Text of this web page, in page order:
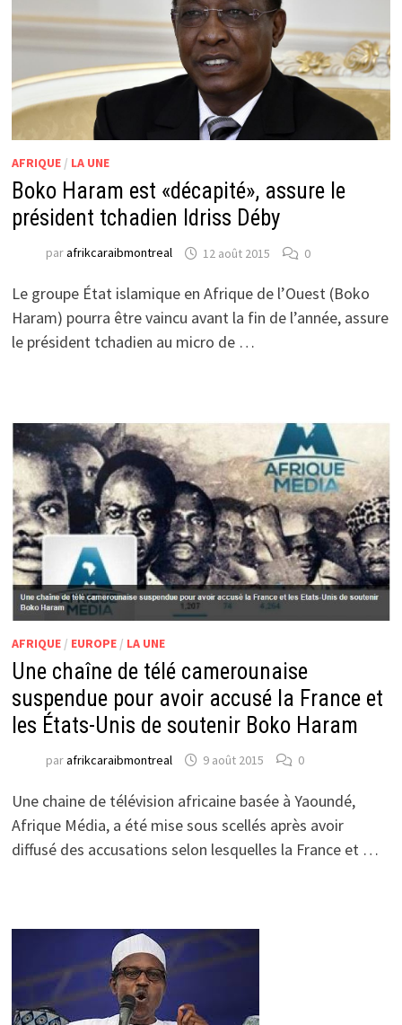
AFRIQUE/ LA UNE
Boko Haram est «décapité», assure le
président tchadien Idriss Déby
parafrikcaraibmontreal 12 août 2015 0
Le groupe État islamique en Afrique de l’Ouest (Boko
Haram) pourra être vaincu avant la fin de l’année, assure
le président tchadien au micro de …
AFRIQUE/ EUROPE/ LA UNE
Une chaîne de télé camerounaise
suspendue pour avoir accusé la France et
les États-Unis de soutenir Boko Haram
parafrikcaraibmontreal 9 août 2015 0
Une chaine de télévision africaine basée à Yaoundé,
Afrique Média, a été mise sous scellés après avoir
diffusé des accusations selon lesquelles la France et …